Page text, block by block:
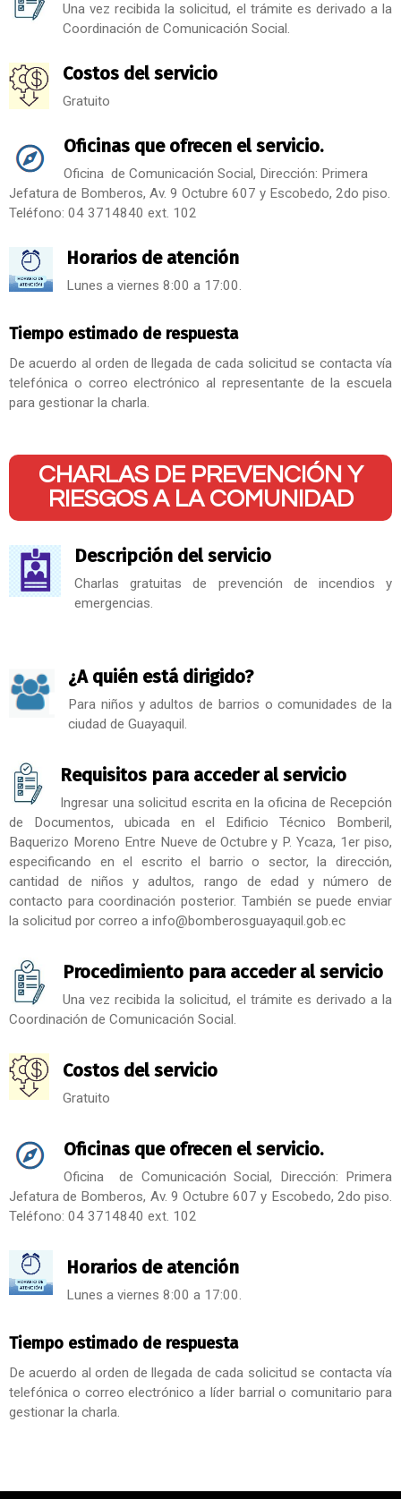
Una vez recibida la solicitud, el trámite es derivado a la
Coordinación de Comunicación Social.
Costos del servicio
Gratuito
Oficinas que ofrecen el servicio.
Oficina de Comunicación Social, Dirección: Primera
Jefatura de Bomberos, Av. 9 Octubre 607 y Escobedo, 2do piso.
Teléfono: 04 3714840 ext. 102
Horarios de atención
Lunes a viernes 8:00 a 17:00.
Tiempo estimado de respuesta
De acuerdo al orden de llegada de cada solicitud se contacta vía
telefónica o correo electrónico al representante de la escuela
para gestionar la charla.
CHARLAS DE PREVENCIÓN Y
RIESGOS A LA COMUNIDAD
Descripción del servicio
Charlas gratuitas de prevención de incendios y
emergencias.
¿A quién está dirigido?
Para niños y adultos de barrios o comunidades de la
ciudad de Guayaquil.
Requisitos para acceder al servicio
Ingresar una solicitud escrita en la oficina de Recepción
de Documentos, ubicada en el Edificio Técnico Bomberil,
Baquerizo Moreno Entre Nueve de Octubre y P. Ycaza, 1er piso,
especificando en el escrito el barrio o sector, la dirección,
cantidad de niños y adultos, rango de edad y número de
contacto para coordinación posterior. También se puede enviar
la solicitud por correo a info@bomberosguayaquil.gob.ec
Procedimiento para acceder al servicio
Una vez recibida la solicitud, el trámite es derivado a la
Coordinación de Comunicación Social.
Costos del servicio
Gratuito
Oficinas que ofrecen el servicio.
Oficina de Comunicación Social, Dirección: Primera
Jefatura de Bomberos, Av. 9 Octubre 607 y Escobedo, 2do piso.
Teléfono: 04 3714840 ext. 102
Horarios de atención
Lunes a viernes 8:00 a 17:00.
Tiempo estimado de respuesta
De acuerdo al orden de llegada de cada solicitud se contacta vía
telefónica o correo electrónico a líder barrial o comunitario para
gestionar la charla.